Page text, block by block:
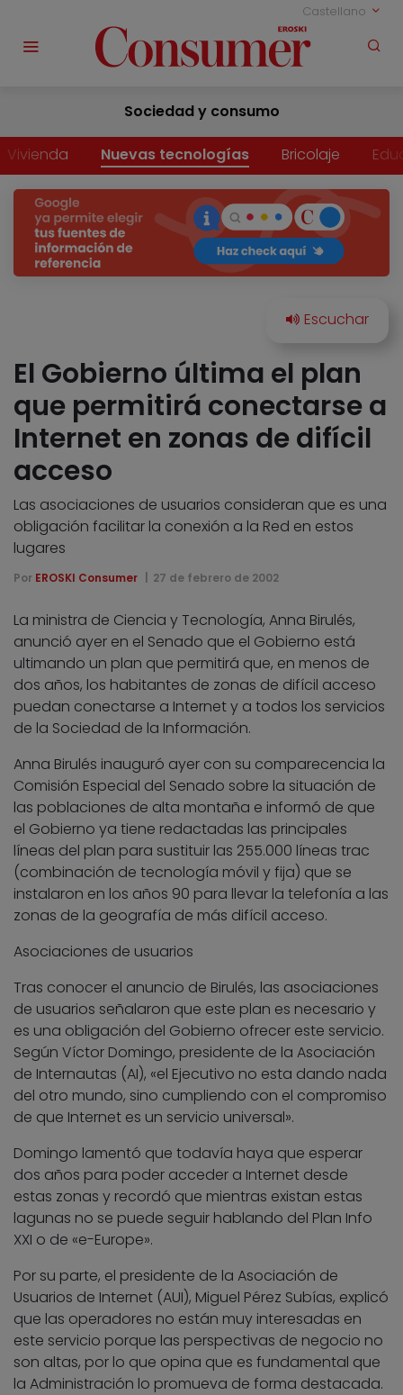
Castellano
Sociedad y consumo
Vivienda Nuevas tecnologías Bricolaje
El Gobierno última el plan
que permitirá conectarse a
Internet en zonas de difícil
acceso
Las asociaciones de usuarios consideran que es una
obligación facilitar la conexión a la Red en estos
lugares
Por EROSKI Consumer 27 de febrero de 2002
La ministra de Ciencia y Tecnología, Anna Birulés,
anunció ayer en el Senado que el Gobierno está
ultimando un plan que permitirá que, en menos de
dos años, los habitantes de zonas de difícil acceso
puedan conectarse a Internet y a todos los servicios
de la Sociedad de la Información.
Anna Birulés inauguró ayer con su comparecencia la
Comisión Especial del Senado sobre la situación de
las poblaciones de alta montaña e informó de que
el Gobierno ya tiene redactadas las principales
líneas del plan para sustituir las 255.000 líneas trac
(combinación de tecnología móvil y fija) que se
instalaron en los años 90 para llevar la telefonía a las
zonas de la geografía de más difícil acceso.
Asociaciones de usuarios
Tras conocer el anuncio de Birulés, las asociaciones
de usuarios señalaron que este plan es necesario y
es una obligación del Gobierno ofrecer este servicio.
Según Víctor Domingo, presidente de la Asociación
de Internautas (AI), «el Ejecutivo no esta dando nada
del otro mundo, sino cumpliendo con el compromiso
de que Internet es un servicio universal».
Domingo lamentó que todavía haya que esperar
dos años para poder acceder a Internet desde
estas zonas y recordó que mientras existan estas
lagunas no se puede seguir hablando del Plan Info
XXI o de «e-Europe».
Por su parte, el presidente de la Asociación de
Usuarios de Internet (AUI), Miguel Pérez Subías, explicó
que las operadores no están muy interesadas en
este servicio porque las perspectivas de negocio no
son altas, por lo que opina que es fundamental que
la Administración lo promueva de forma destacada.